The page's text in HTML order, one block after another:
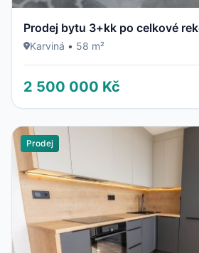
Prodej bytu 3+kk po celkové
Karviná • 58 m²
2 500 000 Kč
Prodej